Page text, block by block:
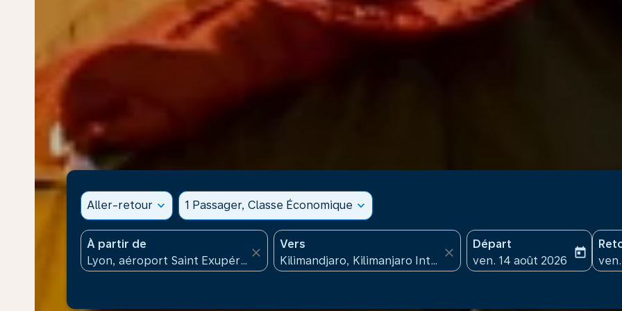
Aller-retour expand_more 1 Passager, Classe Économique expand_more
À partir de
close
Vers
close
Départ
fc-booking-departure-
ven. 14 août 2026
today
fc-